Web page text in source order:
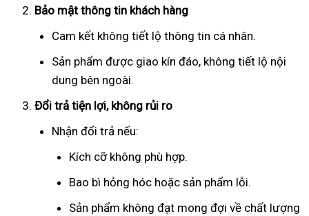
Bảo mật thông tin khách hàng
Cam kết không tiết lộ thông tin cá nhân.
Sản phẩm được giao kín đáo, không tiết lộ nội
dung bên ngoài.
Đổi trả tiện lợi, không rủi ro
Nhận đổi trả nếu:
Kích cỡ không phù hợp.
Bao bì hỏng hóc hoặc sản phẩm lỗi.
Sản phẩm không đạt mong đợi về chất lượng